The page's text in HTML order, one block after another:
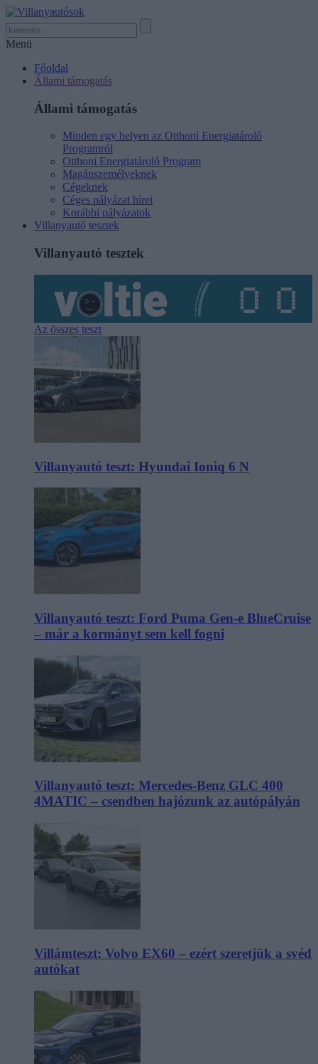
Menü
Főoldal
Állami támogatás
Állami támogatás
Minden egy helyen az Otthoni Energiatároló
Programról
Otthoni Energiatároló Program
Magánszemélyeknek
Cégeknek
Céges pályázat hírei
Korábbi pályázatok
Villanyautó tesztek
Villanyautó tesztek
Az összes teszt
Villanyautó teszt: Hyundai Ioniq 6 N
Villanyautó teszt: Ford Puma Gen-e BlueCruise
– már a kormányt sem kell fogni
Villanyautó teszt: Mercedes-Benz GLC 400
4MATIC – csendben hajózunk az autópályán
Villámteszt: Volvo EX60 – ezért szeretjük a svéd
autókat